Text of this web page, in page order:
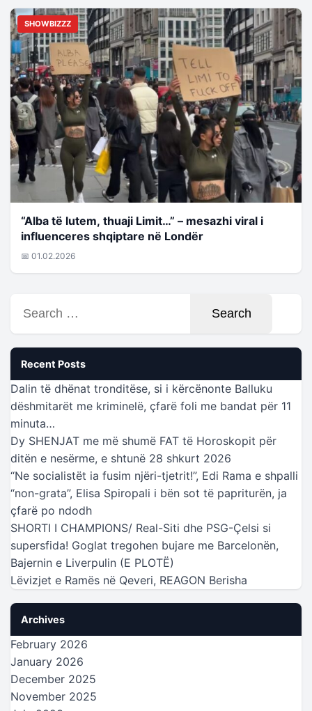
SHOWBIZZZ
“Alba të lutem, thuaji Limit…” – mesazhi viral i
influenceres shqiptare në Londër
📅 01.02.2026
for:
Recent Posts
Dalin të dhënat tronditëse, si i kërcënonte Balluku
dëshmitarët me kriminelë, çfarë foli me bandat për 11
minuta…
Dy SHENJAT me më shumë FAT të Horoskopit për
ditën e nesërme, e shtunë 28 shkurt 2026
“Ne socialistët ia fusim njëri-tjetrit!”, Edi Rama e shpalli
“non-grata”, Elisa Spiropali i bën sot të papriturën, ja
çfarë po ndodh
SHORTI I CHAMPIONS/ Real-Siti dhe PSG-Çelsi si
supersfida! Goglat tregohen bujare me Barcelonën,
Bajernin e Liverpulin (E PLOTË)
Lëvizjet e Ramës në Qeveri, REAGON Berisha
Archives
February 2026
January 2026
December 2025
November 2025